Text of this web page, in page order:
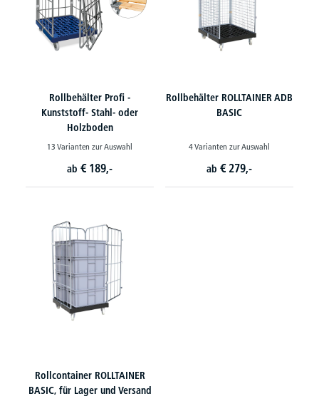
Rollbehälter Profi -
Kunststoff- Stahl- oder
Holzboden
13 Varianten zur Auswahl
ab € 189,-
Rollbehälter ROLLTAINER ADB
BASIC
4 Varianten zur Auswahl
ab € 279,-
Rollcontainer ROLLTAINER
BASIC, für Lager und Versand